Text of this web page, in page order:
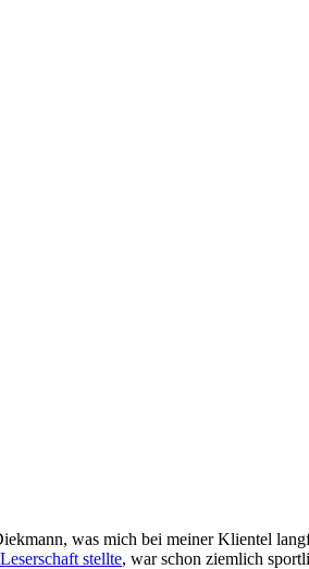
was mich bei meiner Klientel
stellte, war schon ziemlich